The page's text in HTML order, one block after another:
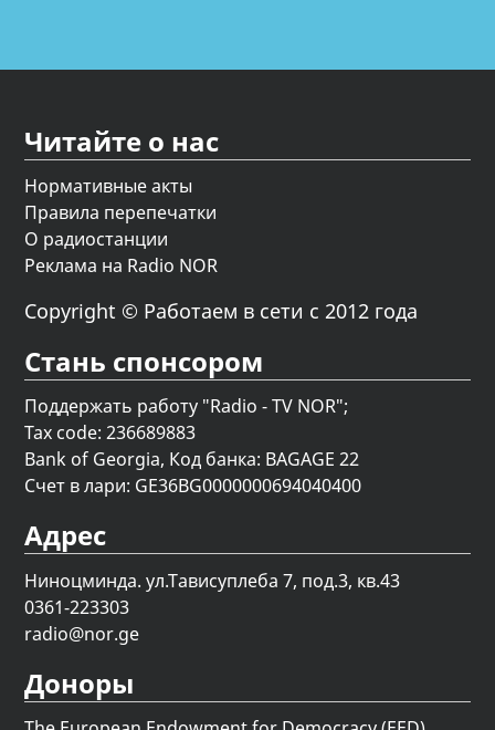
Читайте о нас
Нормативные акты
Правила перепечатки
О радиостанции
Реклама на Radio NOR
Copyright © Работаем в сети с 2012 года
Стань спонсором
Поддержать работу "Radio - TV NOR";
Tax code: 236689883
Bank of Georgia, Код банка: BAGAGE 22
Счет в лари: GE36BG0000000694040400
Адрес
Ниноцминда. ул.Тависуплеба 7, под.3, кв.43
0361-223303
radio@nor.ge
Доноры